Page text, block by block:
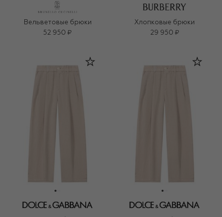
Вельветовые брюки
52 950 ₽
Хлопковые брюки
29 950 ₽